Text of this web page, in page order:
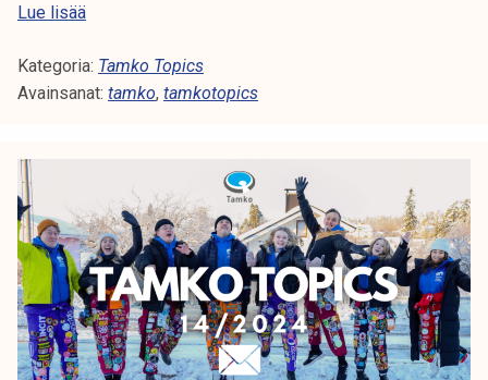
Lue lisääT
m
k
i
c
s
1
6
/
Kategoria: Tamko Topics
Avainsanat: tamko, tamkotopics